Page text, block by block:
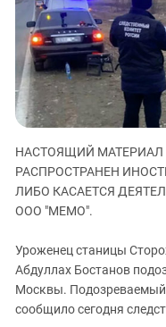
Дагестан
Ингушетия
Кабардино-Балкария
Калмыкия
Карачаево-Черкесия
Краснодарский край
Российская Федерация
Северная Осетия - Алания
СКФО
Ставропольский край
НАСТОЯЩИЙ
РАСПРОСТРАНЕН
ЛИБО КАСАЕТСЯ
ООО "МЕМО".
Уроженец станицы
Абдуллах Бостанов
Москвы.
сообщило сегодня